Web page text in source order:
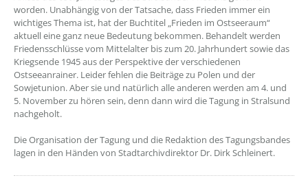
worden. Unabhängig von der Tatsache, dass Frieden immer ein
wichtiges Thema ist, hat der Buchtitel „Frieden im Ostseeraum“
aktuell eine ganz neue Bedeutung bekommen. Behandelt werden
Friedensschlüsse vom Mittelalter bis zum 20. Jahrhundert sowie das
Kriegsende 1945 aus der Perspektive der verschiedenen
Ostseeanrainer. Leider fehlen die Beiträge zu Polen und der
Sowjetunion. Aber sie und natürlich alle anderen werden am 4. und
5. November zu hören sein, denn dann wird die Tagung in Stralsund
nachgeholt.
Die Organisation der Tagung und die Redaktion des Tagungsbandes
lagen in den Händen von Stadtarchivdirektor Dr. Dirk Schleinert.